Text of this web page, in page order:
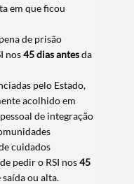
em que ficou
de prisão
nos45 dias antesda
pelo Estado,
acolhido em
de integração
cuidados
pedir o RSI nos45
saída ou alta.